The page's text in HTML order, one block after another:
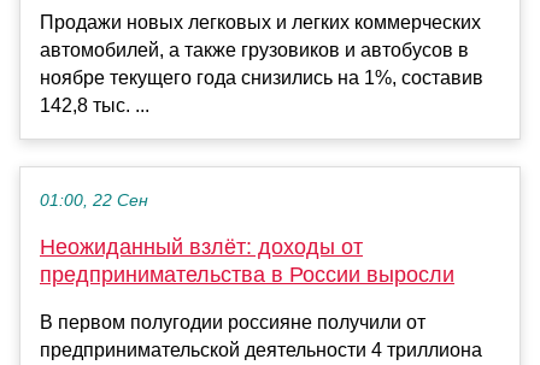
Продажи новых легковых и легких коммерческих
автомобилей, а также грузовиков и автобусов в
ноябре текущего года снизились на 1%, составив
142,8 тыс. ...
01:00, 22 Сен
Неожиданный взлёт: доходы от
предпринимательства в России выросли
В первом полугодии россияне получили от
предпринимательской деятельности 4 триллиона